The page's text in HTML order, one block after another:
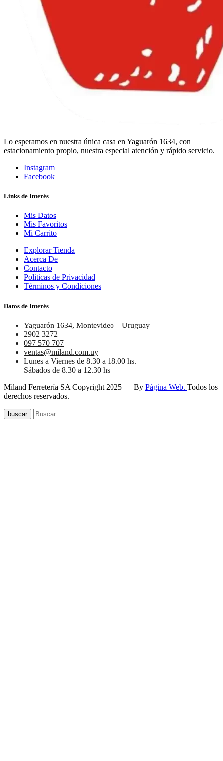
Lo esperamos en nuestra única casa en Yaguarón 1634, con
estacionamiento propio, nuestra especial atención y rápido servicio.
Instagram
Facebook
Links de Interés
Mis Datos
Mis Favoritos
Mi Carrito
Explorar Tienda
Acerca De
Contacto
Politicas de Privacidad
Términos y Condiciones
Datos de Interés
Yaguarón 1634, Montevideo – Uruguay
2902 3272
097 570 707
ventas@miland.com.uy
Lunes a Viernes de 8.30 a 18.00 hs.
Sábados de 8.30 a 12.30 hs.
Miland Ferretería SA Copyright 2025 — By Página Web. Todos los
derechos reservados.
buscar